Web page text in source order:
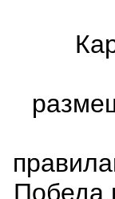
Победа